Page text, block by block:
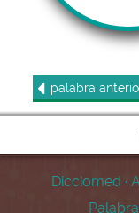
palabra
Dicciomed ·